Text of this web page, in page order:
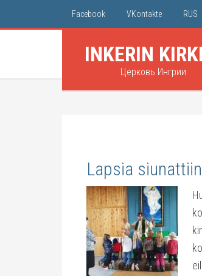
Facebook VKontakte RUS
INKERIN
Церковь Ингрии
Lapsia